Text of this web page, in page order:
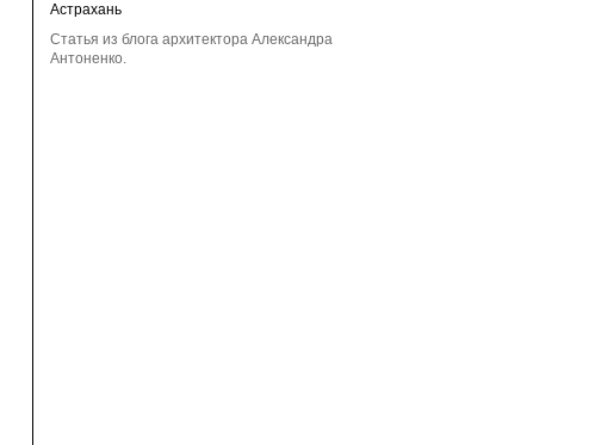
Астрахань
Статья из блога архитектора Александра
Антоненко.